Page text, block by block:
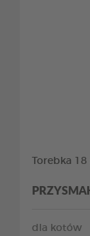
Torebka 18
dla kotów